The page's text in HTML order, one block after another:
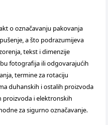
o označavanju pakovanja
a što podrazumijeva
tekst i dimenzije
fotografija ili odgovarajućih
termine za rotaciju
duhanskih i ostalih proizvoda
proizvoda i elektronskih
za sigurno označavanje.